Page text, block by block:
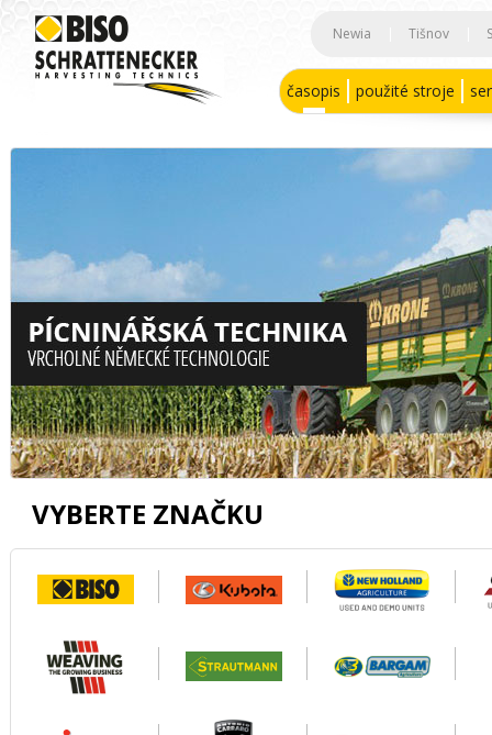
Newia Tišnov
časopis použité stroje
VYBERTE ZNAČKU